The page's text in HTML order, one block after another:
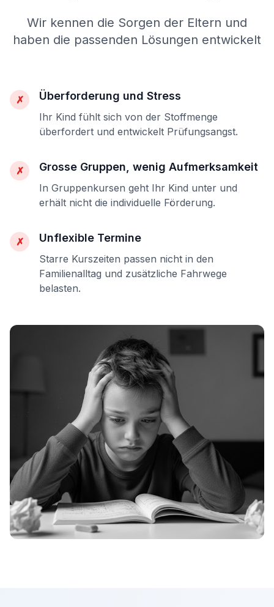
Wir kennen die Sorgen der Eltern und
haben die passenden Lösungen entwickelt
✗ Überforderung und Stress
Ihr Kind fühlt sich von der Stoffmenge
überfordert und entwickelt Prüfungsangst.
✗ Grosse Gruppen, wenig Aufmerksamkeit
In Gruppenkursen geht Ihr Kind unter und
erhält nicht die individuelle Förderung.
✗ Unflexible Termine
Starre Kurszeiten passen nicht in den
Familienalltag und zusätzliche Fahrwege
belasten.